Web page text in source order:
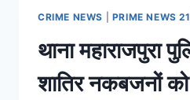
CRIME NEWS PRIME NEWS 21
थाना महाराजपुरा
शातिर नकबजनों